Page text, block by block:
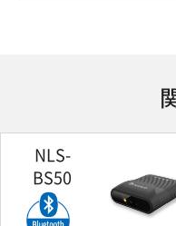
NLS-
BS50